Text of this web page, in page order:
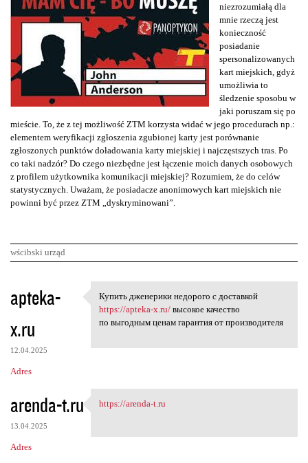
niezrozumiałą dla
mnie rzeczą jest
konieczność
posiadanie
spersonalizowanych
kart miejskich, gdyż
umożliwia to
śledzenie sposobu w
jaki poruszam się po
mieście. To, że z tej możliwość ZTM korzysta widać w jego procedurach np.:
elementem weryfikacji zgłoszenia zgubionej karty jest porównanie
zgłoszonych punktów doładowania karty miejskiej i najczęstszych tras. Po
co taki nadzór? Do czego niezbędne jest łączenie moich danych osobowych
z profilem użytkownika komunikacji miejskiej? Rozumiem, że do celów
statystycznych. Uważam, że posiadacze anonimowych kart miejskich nie
powinni być przez ZTM „dyskryminowani”.
wścibski urząd
K
o
m
e
n
a
r
z
apteka-
x.ru
12.04.2025
Adres
Купить дженерики недорого с
Купить дженерики недорого с доставкой
https://apteka-x.ru/высокое качество
по выгодным ценам гарантия от производителя
arenda-t.ru
13.04.2025
Adres
https://arenda-t.ru
https://arenda-t.ru